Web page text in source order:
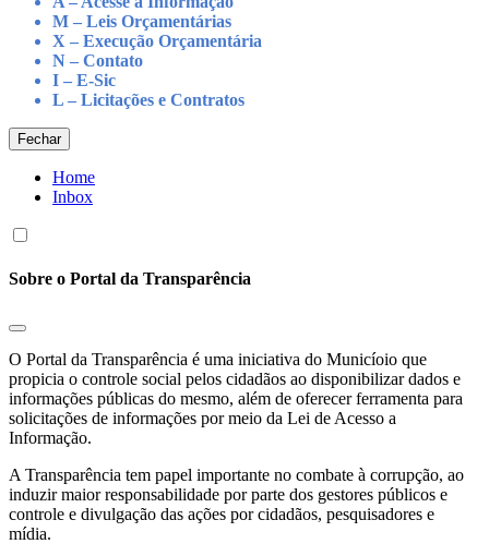
M – Leis Orçamentárias
X – Execução Orçamentária
N – Contato
I – E-Sic
L – Licitações e Contratos
Fechar
Home
Inbox
Sobre o Portal da Transparência
O Portal da Transparência é uma iniciativa do Municíoio que
propicia o controle social pelos cidadãos ao disponibilizar dados e
informações públicas do mesmo, além de oferecer ferramenta para
solicitações de informações por meio da Lei de Acesso a
Informação.
A Transparência tem papel importante no combate à corrupção, ao
induzir maior responsabilidade por parte dos gestores públicos e
controle e divulgação das ações por cidadãos, pesquisadores e
mídia.